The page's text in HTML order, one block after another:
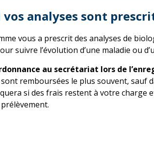
analyses sont
vous a prescrit des analyses de
suivre l’évolution d’une maladie ou
au secrétariat lors de
remboursées le plus souvent, sauf
si des frais restent à votre charge